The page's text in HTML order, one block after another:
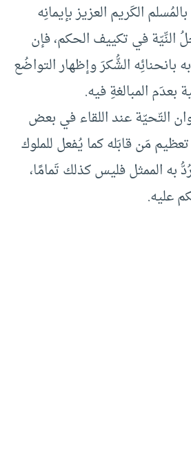
الكَريم العزيز بإيمانِه
النِّيّة في تكييف الحكم، فإن
الشُّكرَ وإظهار التواضُع
المبالغةِ فيه.
التّحيّة عند اللقاء في بعض
مَن قابَله كما يُفعل للملوك
به الممثل فليس كذلك تَمامًا،
عليه.